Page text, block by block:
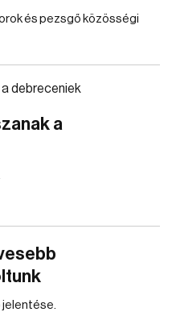
és pezsgő közösségi
a
jelentése.